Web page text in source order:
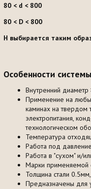
80 < d < 800
80 < D < 800
H выбирается таким
Особенности системы
Внутренний
Применение на
каминах на твердом
электропитания,
технологическом
Температура
Работа под
Работа в "сухом" и/
Марки применяемой
Толщина стали
Предназначены для